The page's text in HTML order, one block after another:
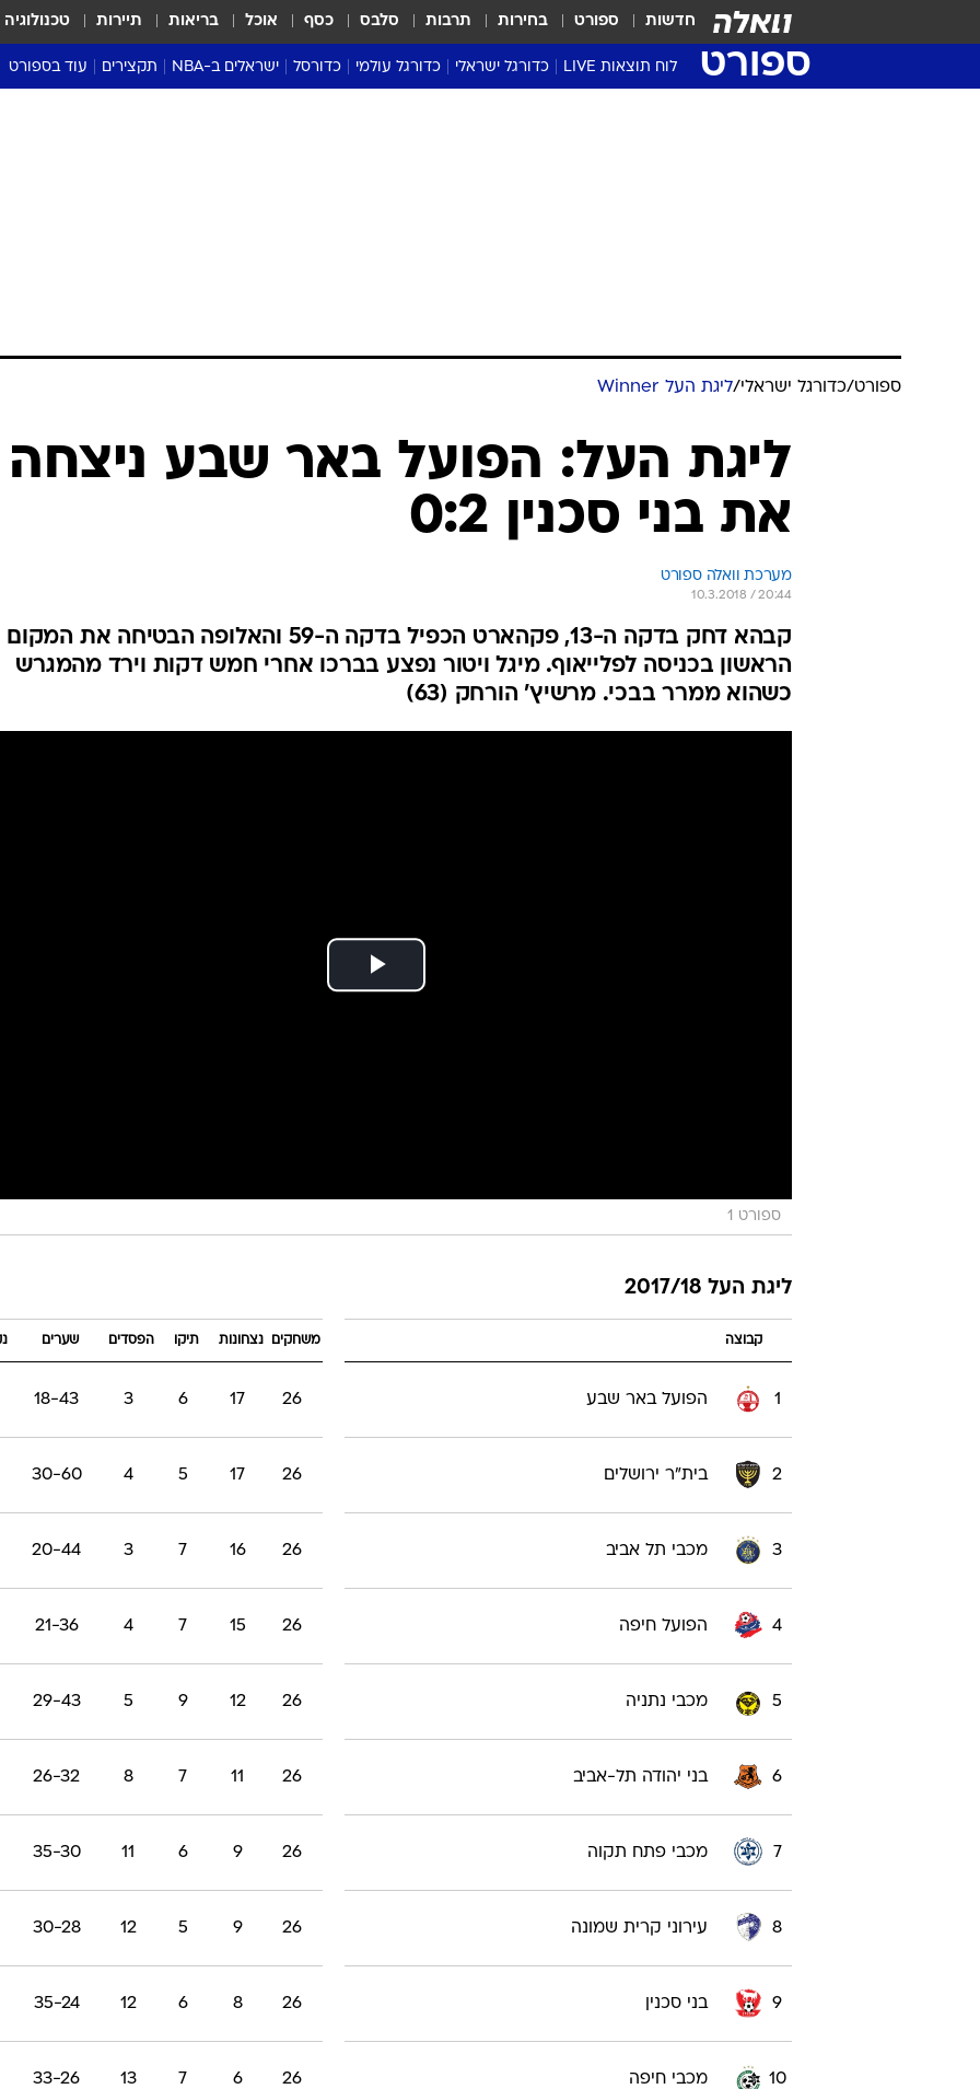
חדשות ספורט בחירות תרבות סלבס כסף אוכל בריאות תיירות טכנולוגיה
ספורט לוח תוצאות LIVE כדורגל ישראלי כדורגל עולמי כדורסל ישראלים ב-NBA תקצירים עוד בספורט
פוקר
כתבו לנו
ספורט/כדורגל ישראלי/ליגת העל Winner
ליגת העל: הפועל באר שבע ניצחה
את בני סכנין 0:2
מערכת וואלה ספורט
10.3.2018 / 20:44
קבהא דחק בדקה ה-13, פקהארט הכפיל בדקה ה-59 והאלופה הבטיחה את המקום
הראשון בכניסה לפלייאוף. מיגל ויטור נפצע בברכו אחרי חמש דקות וירד מהמגרש
כשהוא ממרר בבכי. מרשיץ' הורחק (63)
ספורט 1
ליגת העל 2017/18
קבוצה משחקים נצחונות תיקו הפסדים שערים
1 הפועל באר שבע 26
17
6
3
18-43
2 בית"ר ירושלים 26
17
5
4
30-60
3 מכבי תל אביב 26
16
7
3
20-44
4 הפועל חיפה 26
15
7
4
21-36
5 מכבי נתניה 26
12
9
5
29-43
6 בני יהודה תל-אביב 26
11
7
8
26-32
7 מכבי פתח תקוה 26
9
6
11
35-30
8 עירוני קרית שמונה 26
9
5
12
30-28
9 בני סכנין 26
8
6
12
35-24
10 מכבי חיפה 26
6
7
13
33-26